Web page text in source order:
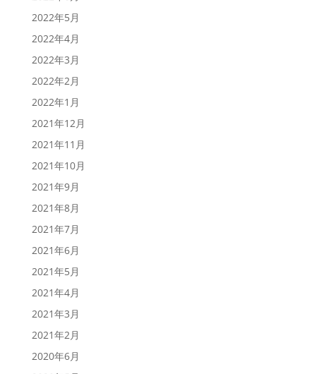
2022年5月
2022年4月
2022年3月
2022年2月
2022年1月
2021年12月
2021年11月
2021年10月
2021年9月
2021年8月
2021年7月
2021年6月
2021年5月
2021年4月
2021年3月
2021年2月
2020年6月